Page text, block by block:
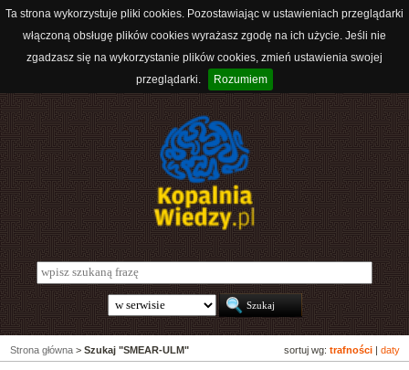
Ta strona wykorzystuje pliki cookies. Pozostawiając w ustawieniach przeglądarki
włączoną obsługę plików cookies wyrażasz zgodę na ich użycie. Jeśli nie
zgadzasz się na wykorzystanie plików cookies, zmień ustawienia swojej
przeglądarki.
Rozumiem
sortuj wg: trafności daty
Strona główna > Szukaj "SMEAR-ULM"